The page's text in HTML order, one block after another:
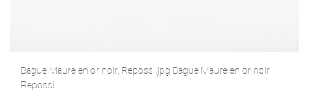
Bague Maure en or noir, Repossi.jpg Bague Maure en or noir,
Repossi